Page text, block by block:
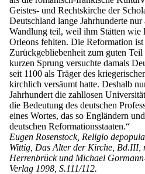
Geistes- und Rechtskirche der
Deutschland lange Jahrhunderte nur
Wandlung teil, weil ihm Stätten wie
Orleons fehlten. Die Reformation ist
Zurückgebliebenheit zum guten
kurzen Sprung versuchte damals
seit 1100 als Träger des
kirchlich versäumt hatte. Deshalb
Jahrhundert die zahllosen
die Bedeutung des deutschen
eines Wortes, das so Engländern
deutschen Reformationsstaaten.“
Eugen Rosenstock, Religio
Wittig, Das Alter der Kirche, Bd.III,
Herrenbrück und Michael
Verlag 1998, S.111/112.